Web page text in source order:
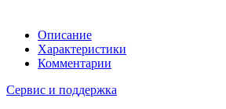
Описание
Характеристики
Комментарии
Сервис и поддержка